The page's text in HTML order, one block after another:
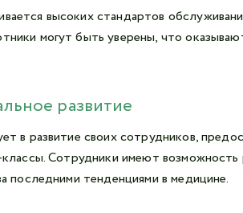
высоких стандартов
могут быть уверены, что
развитие
в развитие своих сотрудников,
классы. Сотрудники имеют
последними тенденциями в медицине.